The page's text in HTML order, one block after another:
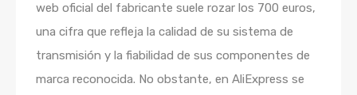
web oficial del fabricante suele rozar los 700 euros,
una cifra que refleja la calidad de su sistema de
transmisión y la fiabilidad de sus componentes de
marca reconocida. No obstante, en AliExpress se